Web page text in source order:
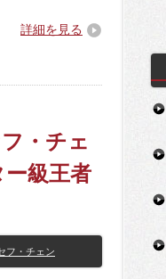
詳細を見る
・チェ
級王者
フ・チェン